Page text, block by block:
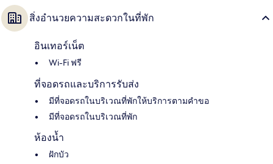
สิ่งอำนวยความสะดวกในที่พัก
อินเทอร์เน็ต
Wi-Fi ฟรี
ที่จอดรถและบริการรับส่ง
มีที่จอดรถในบริเวณที่พักให้บริการตามคำขอ
มีที่จอดรถในบริเวณที่พัก
ห้องน้ำ
ฝักบัว